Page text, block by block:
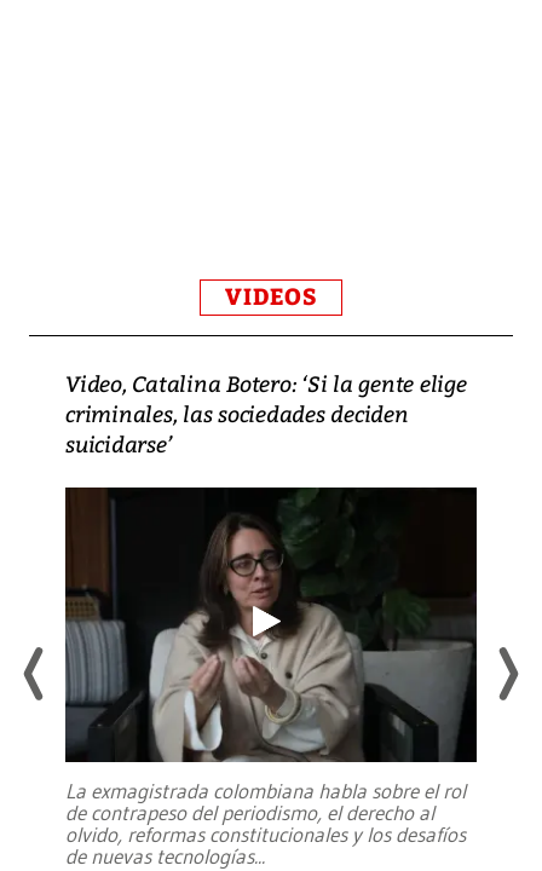
VIDEOS
Video, Catalina Botero: ‘Si la gente elige
criminales, las sociedades deciden
suicidarse’
La exmagistrada colombiana habla sobre el rol
de contrapeso del periodismo, el derecho al
olvido, reformas constitucionales y los desafíos
de nuevas tecnologías...